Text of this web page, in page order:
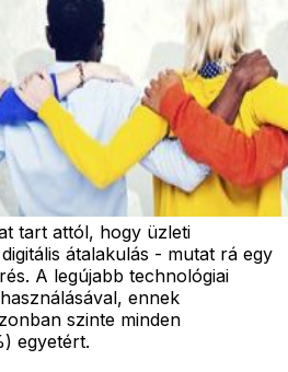
tart attól, hogy üzleti
átalakulás - mutat rá egy
A legújabb technológiai
ennek
szinte minden
egyetért.